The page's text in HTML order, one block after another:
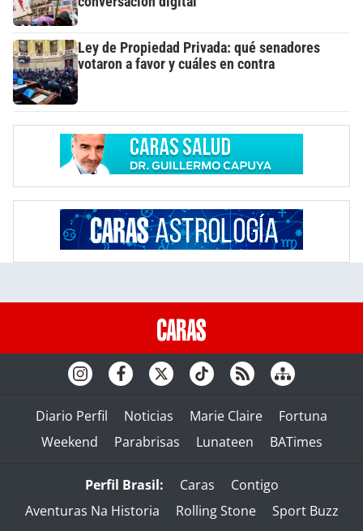
Ley de Propiedad Privada: qué senadores
votaron a favor y cuáles en contra
Diario Perfil Noticias Marie Claire
Fortuna
Weekend
Parabrisas Lunateen BATimes
Perfil Brasil: Caras
Contigo
Aventuras Na Historia
Rolling Stone
Sport Buzz